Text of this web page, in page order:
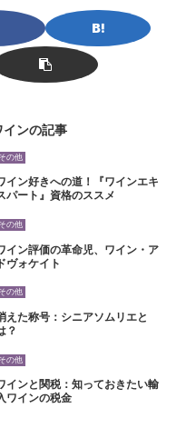
インの記事
その他
イン好きへの道！『ワインエキ
パート』資格のススメ
その他
イン評価の革命児、ワイン・ア
ドヴォケイト
その他
えた称号：シニアソムリエと
？
その他
インと関税：知っておきたい輸
ワインの税金